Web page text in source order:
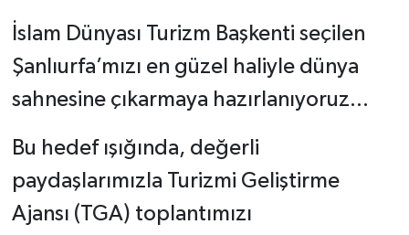
İslam Dünyası Turizm Başkenti seçilen
Şanlıurfa’mızı en güzel haliyle dünya
sahnesine çıkarmaya hazırlanıyoruz…
Bu hedef ışığında, değerli
paydaşlarımızla Turizmi Geliştirme
Ajansı (TGA) toplantımızı